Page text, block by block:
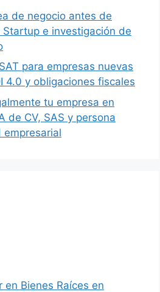
de negocio antes de
e investigación de
para empresas nuevas
4.0 y obligaciones fiscales
tu empresa en
de CV, SAS y persona
en Bienes Raíces en